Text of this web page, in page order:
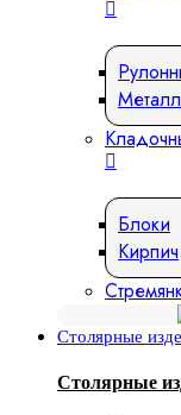
Блоки
Кирпич
Столярные
Столярные